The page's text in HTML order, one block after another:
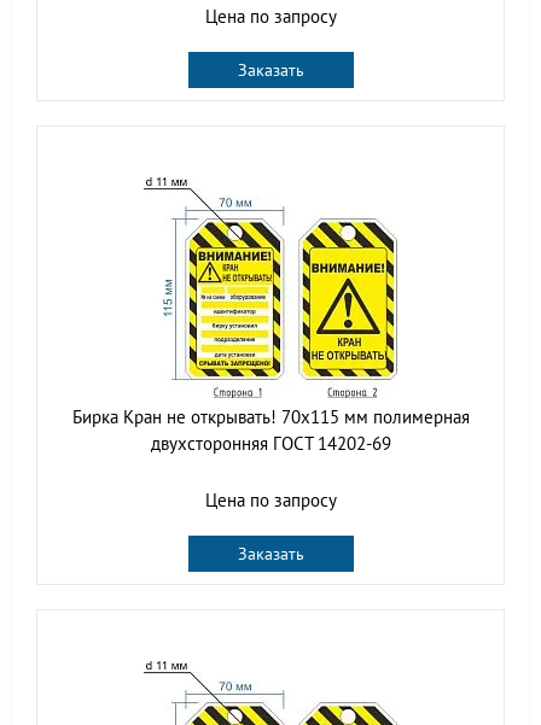
Цена по запросу
Заказать
Бирка Кран не открывать! 70х115 мм полимерная
двухсторонняя ГОСТ 14202-69
Цена по запросу
Заказать